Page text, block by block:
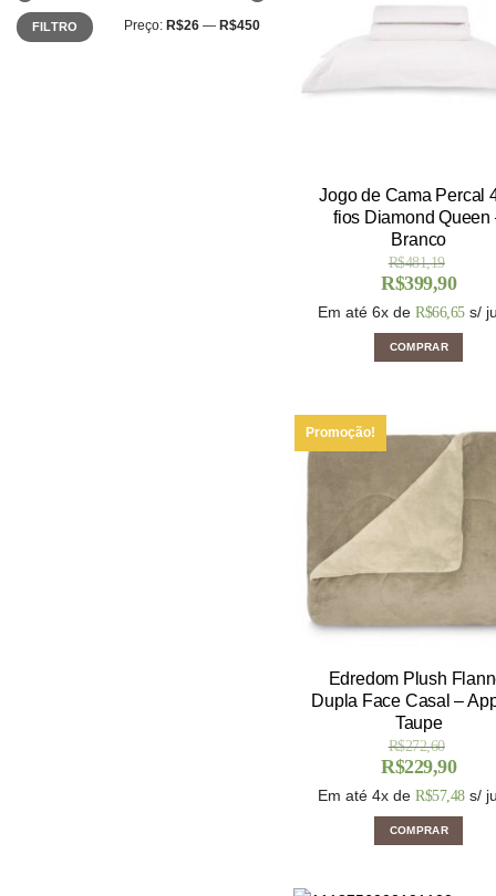
FILTRO Preço: R$26 — R$450
Jogo de Cama Percal
fios Diamond Queen
Branco
R$481,19
R$399,90
Em até 6x deR$66,65 s/
COMPRAR
Promoção!
Edredom Plush
Dupla Face Casal –
Taupe
R$272,60
R$229,90
Em até 4x de R$57,48 s/
COMPRAR